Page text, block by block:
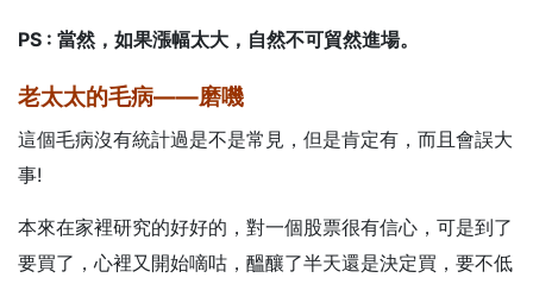
PS : 當然，如果漲幅太大，自然不可貿然進場。
老太太的毛病——磨嘰
這個毛病沒有統計過是不是常見，但是肯定有，而且會誤大
事!
本來在家裡研究的好好的，對一個股票很有信心，可是到了
要買了，心裡又開始嘀咕，醞釀了半天還是決定買，要不低